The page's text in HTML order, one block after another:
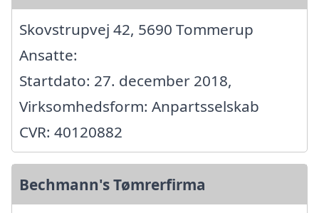
Skovstrupvej 42, 5690 Tommerup
Ansatte:
Startdato: 27. december 2018,
Virksomhedsform: Anpartsselskab
CVR: 40120882
Bechmann's Tømrerfirma